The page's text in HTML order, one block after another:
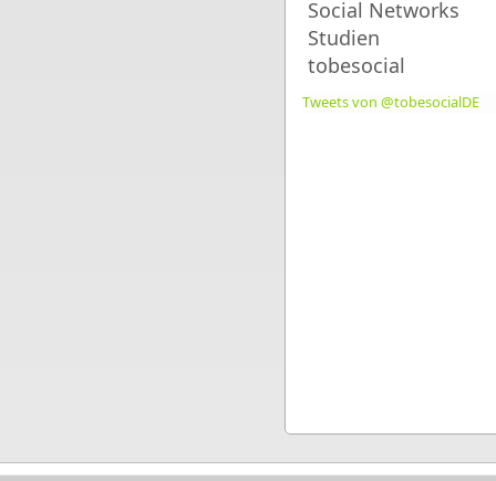
Social Networks
Studien
tobesocial
Tweets von @tobesocialDE